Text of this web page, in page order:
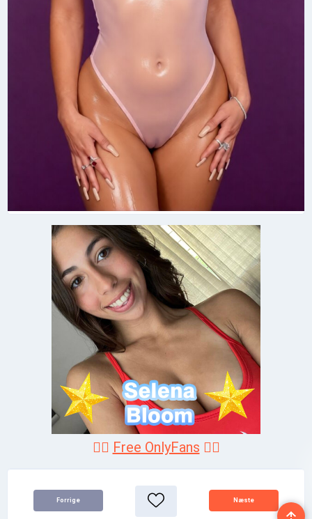
❤️‍🔥 Free OnlyFans ❤️‍🔥
Forrige Næste